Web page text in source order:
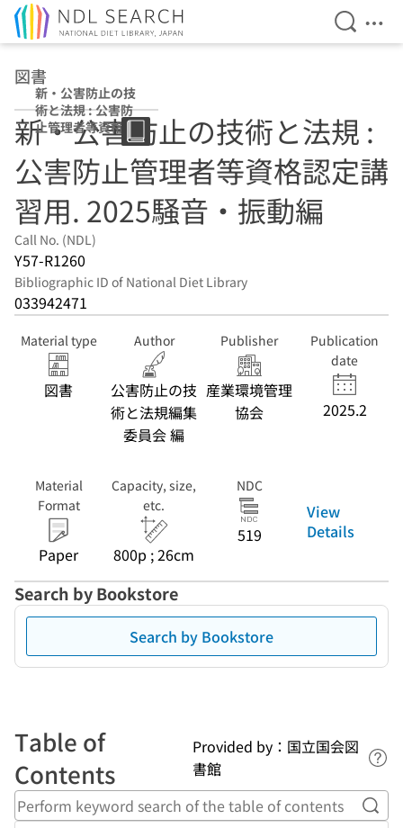
Open
図書
新・公害防止の技
術と法規 : 公害防
止管理者等資格認
定講習用 2025騒
音・振動編
新・公害防止の技術と法規 :
公害防止管理者等資格認定講
習用. 2025騒音・振動編
Call No. (NDL)
Y57-R1260
Bibliographic ID of National Diet Library
033942471
Material type
図書
Author
公害防止の技
術と法規編集
委員会 編
Publisher
産業環境管理
協会
Publication
date
2025.2
Material
Format
Paper
Capacity, size,
etc.
800p ; 26cm
NDC
519
View
Details
Search by Bookstore
Search by Bookstore
Table of
Contents
Provided by：国立国会図
書館